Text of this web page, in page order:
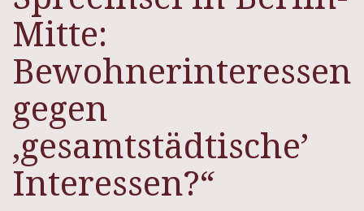
Mitte:
Bewohnerinteressen
gegen
‚gesamtstädtische’
Interessen?“